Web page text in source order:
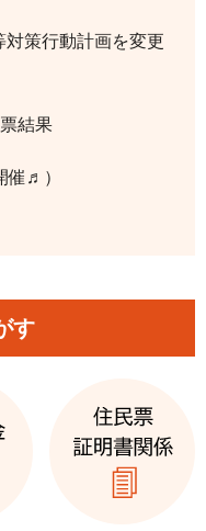
策行動計画を変更
結果
催♬）
す